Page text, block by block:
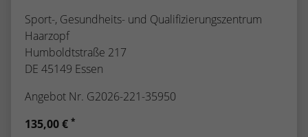
Sport-, Gesundheits- und Qualifizierungszentrum
Haarzopf
Humboldtstraße 217
DE 45149 Essen
Angebot Nr. G2026-221-35950
135,00 € *